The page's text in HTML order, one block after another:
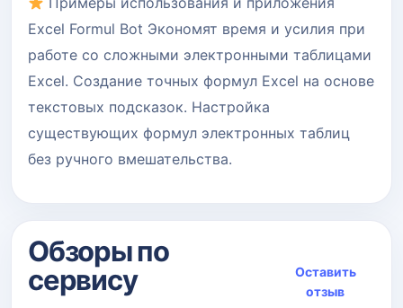
Excel Formul Bot Экономят время и усилия при
работе со сложными электронными таблицами
Excel. Создание точных формул Excel на основе
текстовых подсказок. Настройка
существующих формул электронных таблиц
без ручного вмешательства.
Обзоры по
сервису
Оставить
отзыв